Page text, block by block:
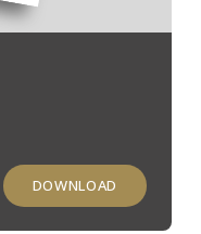
DOWNLOAD